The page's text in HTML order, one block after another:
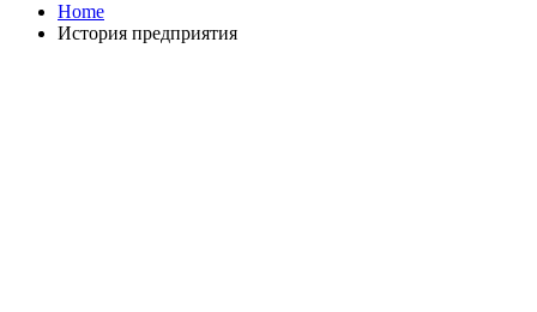
Home
История предприятия